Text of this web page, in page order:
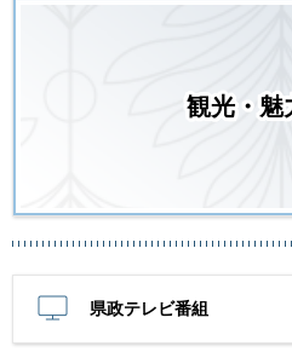
観光・魅
県政テレビ番組